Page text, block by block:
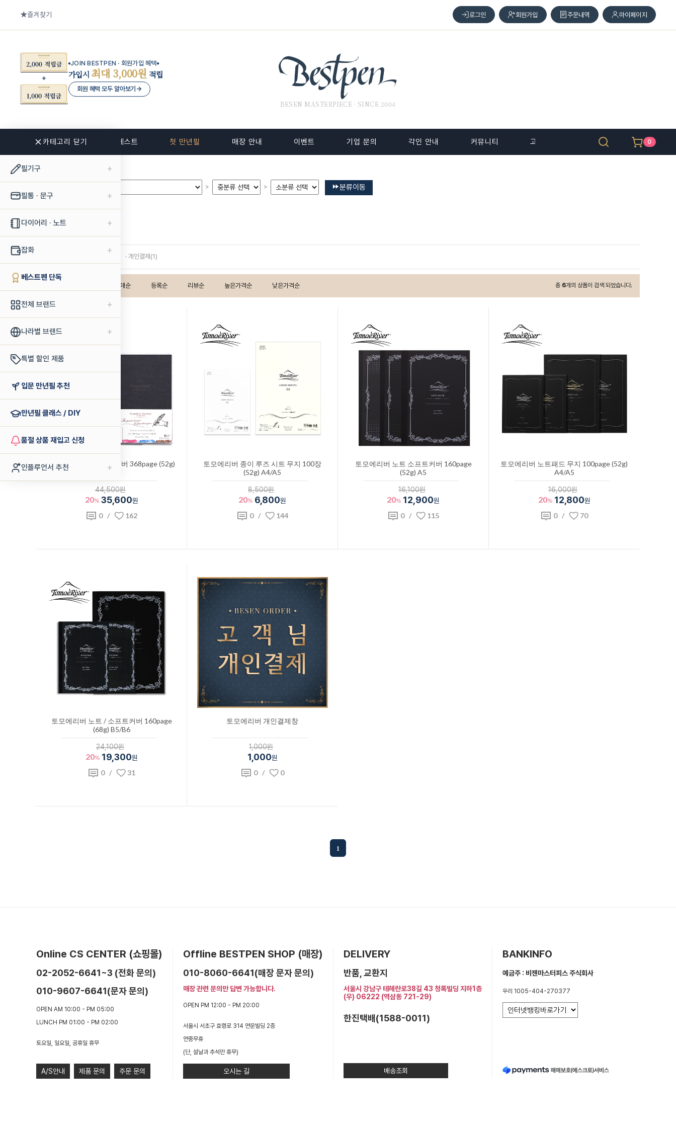
즐겨찾기
JOIN BESTPEN · 회원가입 혜택
가입시 최대 3,000원 적립
회원 혜택 모두 알아보기 →
로그인 회원가입 주문내역 마이페이지
BESEN MASTERPIECE · SINCE 2004
카테고리 닫기
필기구 +
필통 · 문구 +
다이어리 · 노트 +
잡화 +
베스트펜 단독
전체 브랜드 +
나라별 브랜드 +
특별 할인 제품
입문 만년필 추천
만년필 클래스 / DIY
품절 상품 재입고 신청
인플루언서 추천 +
신상품 베스트 첫 만년필 매장 안내 이벤트 기업 문의 각인 안내 커뮤니티 고객 센터 0
> > 분류이동
토모에리버
· 개인결제(1)
총 6개의 상품이 검색 되었습니다.
판매순 등록순 리뷰순 높은가격순 낮은가격순
토모에리버 노트 투명커버 368page (52g)
A5
44,500원
20% 35,600원
0/ 162
토모에리버 종이 루즈 시트 무지 100장
(52g) A4/A5
8,500원
20% 6,800원
0/ 144
토모에리버 노트 소프트커버 160page
(52g) A5
16,100원
20% 12,900원
0/ 115
토모에리버 노트패드 무지 100page (52g)
A4/A5
16,000원
20% 12,800원
0/ 70
토모에리버 노트 / 소프트커버 160page
(68g) B5/B6
24,100원
20% 19,300원
0/ 31
토모에리버 개인결제창
1,000원
1,000원
0/ 0
1
Online CS CENTER (쇼핑몰)
02-2052-6641~3 (전화 문의)
010-9607-6641(문자 문의)
OPEN AM 10:00 - PM 05:00
LUNCH PM 01:00 - PM 02:00
토요일, 일요일, 공휴일 휴무
A/S안내 제품 문의 주문 문의
Offline BESTPEN SHOP (매장)
010-8060-6641(매장 문자 문의)
매장 관련 문의만 답변 가능합니다.
OPEN PM 12:00 - PM 20:00
서울시 서초구 효령로 314 연운빌딩 2층
연중무휴
(단, 설날과 추석만 휴무)
오시는 길
DELIVERY
반품, 교환지
서울시 강남구 테헤란로38길 43 청록빌딩 지하1층
(우) 06222 (역삼동 721-29)
한진택배(1588-0011)
배송조회
BANKINFO
예금주 : 비젠마스터피스 주식회사
우리 1005-404-270377